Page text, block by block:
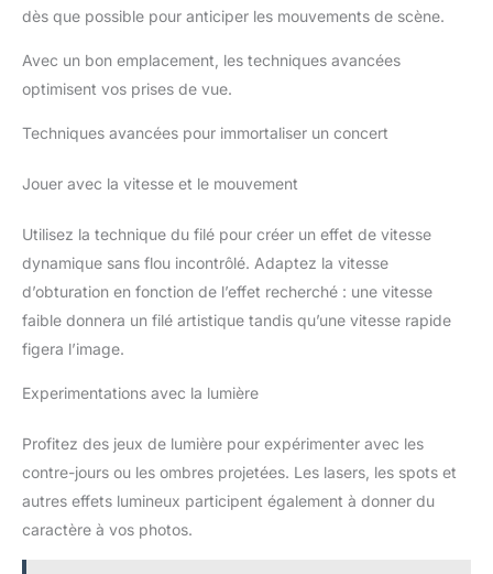
dès que possible pour anticiper les mouvements de scène.
Avec un bon emplacement, les techniques avancées
optimisent vos prises de vue.
Techniques avancées pour immortaliser un concert
Jouer avec la vitesse et le mouvement
Utilisez la technique du filé pour créer un effet de vitesse
dynamique sans flou incontrôlé. Adaptez la vitesse
d’obturation en fonction de l’effet recherché : une vitesse
faible donnera un filé artistique tandis qu’une vitesse rapide
figera l’image.
Experimentations avec la lumière
Profitez des jeux de lumière pour expérimenter avec les
contre-jours ou les ombres projetées. Les lasers, les spots et
autres effets lumineux participent également à donner du
caractère à vos photos.